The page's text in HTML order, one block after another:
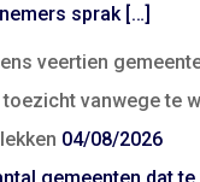
sprak […]
veertien
toezicht vanwege te
04/08/2026